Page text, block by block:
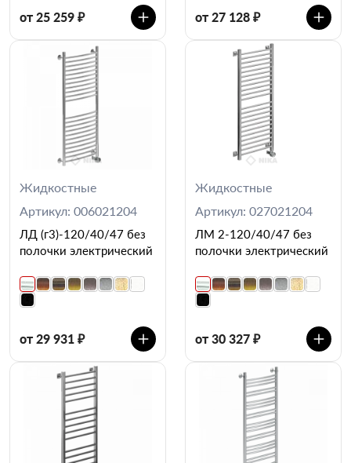
от 25 259 ₽ от 27 128 ₽
Жидкостные
Артикул: 006021204
ЛД (г3)-120/40/47 без
полочки электрический
от 29 931 ₽
Жидкостные
Артикул: 027021204
ЛМ 2-120/40/47 без
полочки электрический
от 30 327 ₽